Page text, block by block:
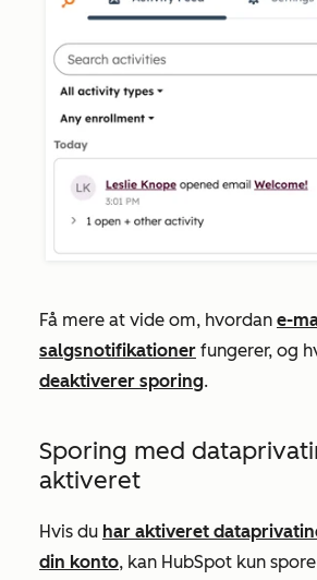
Få mere at vide om, hvordan e-
salgsnotifikationer fungerer, og
deaktiverer sporing.
Sporing med
aktiveret
Hvis du har aktiveret
din konto, kan HubSpot kun